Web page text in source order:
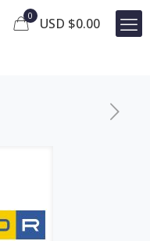
0 USD $0.00